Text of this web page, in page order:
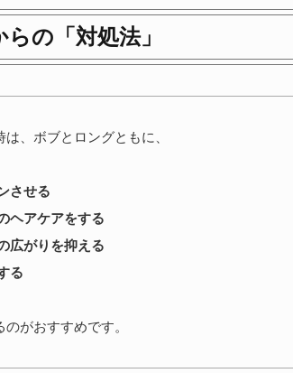
の「対処法」
、ボブとロングともに、
させる
ヘアケアをする
広がりを抑える
る
がおすすめです。